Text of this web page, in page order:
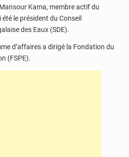
Kama, membre actif du
le président du Conseil
des Eaux (SDE).
d’affaires a dirigé la Fondation du
(FSPE).